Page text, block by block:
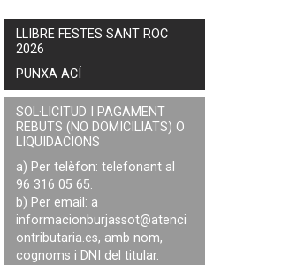
LLIBRE FESTES SANT ROC
2026
PUNXA ACÍ
SOL·LICITUD I PAGAMENT
REBUTS (NO DOMICILIATS) O
LIQUIDACIONS
a) Per telèfon: telefonant al
96 316 05 65.
b) Per email: a
informacionburjassot@atenci
ontributaria.es, amb nom,
cognoms i DNI del titular.